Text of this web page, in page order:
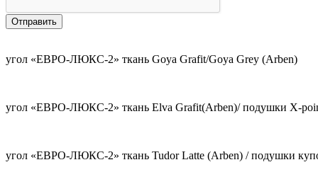
угол «ЕВРО-ЛЮКС-2» ткань Goya Grafit/Goya Grey (Arben)
угол «ЕВРО-ЛЮКС-2» ткань Elva Grafit(Arben)/ подушки X-
угол «ЕВРО-ЛЮКС-2» ткань Tudor Latte (Arben) / подушки